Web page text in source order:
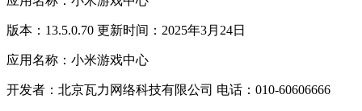
版本：13.5.0.70 更新时间：2025年3月24日
应用名称：小米游戏中心
开发者：北京瓦力网络科技有限公司 电话：010-60606666